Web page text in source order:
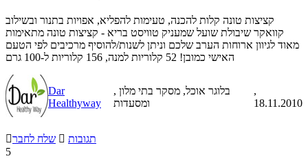
קציצות טונה קלות להכנה, טעימות להפליא, אפויות בתנור ובשילוב
קוואקר שיבולת שועל שמעניק טוויסט בריא - קציצות טונה מתאימות
מאוד לגיוון ארוחות הערב שלכם וניתן לשנות/להוסיף מרכיבים לפי הטעם
האישי כמובן! 52 קלוריות למנה, 156 קלוריות ל-100 גרם
Dar
Healthyway
, בלוגר אוכל, מסקר בתי מלון
ומסעדות
,
18.11.2010
שלח לחבר  תגובות
5